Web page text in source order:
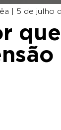
| 5 de julho